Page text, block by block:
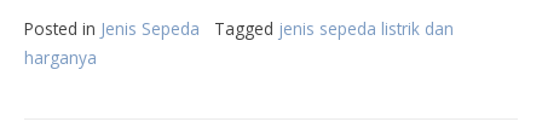
Posted in Jenis Sepeda Tagged jenis sepeda listrik dan
harganya